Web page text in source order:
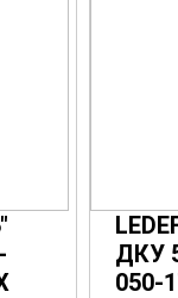
ДКУ
050-